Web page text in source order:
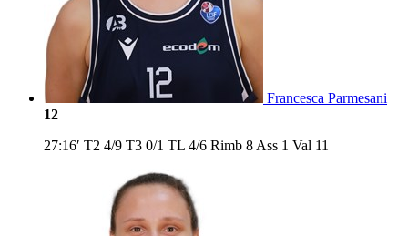
Francesca Parmesani
12
27:16′ T2 4/9 T3 0/1 TL 4/6 Rimb 8 Ass 1 Val 11